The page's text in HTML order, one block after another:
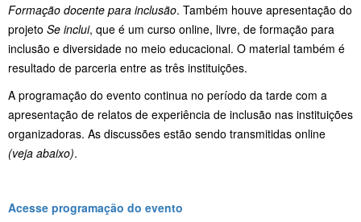
Formação docente para inclusão. Também houve apresentação do
projeto Se inclui, que é um curso online, livre, de formação para
inclusão e diversidade no meio educacional. O material também é
resultado de parceria entre as três instituições.
A programação do evento continua no período da tarde com a
apresentação de relatos de experiência de inclusão nas instituições
organizadoras. As discussões estão sendo transmitidas online
(veja abaixo).
Acesse programação do evento